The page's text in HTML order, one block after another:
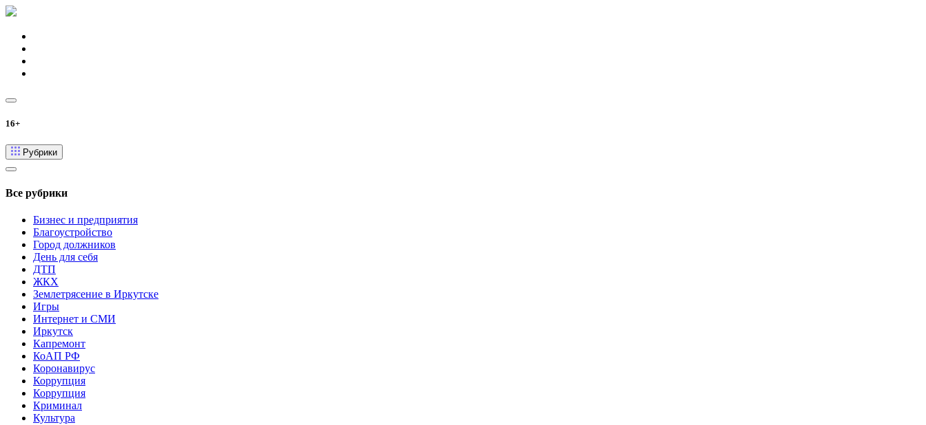
16+
Рубрики
Все рубрики
Бизнес и предприятия
Благоустройство
Город должников
День для себя
ДТП
ЖКХ
Землетрясение в Иркутске
Игры
Интернет и СМИ
Иркутск
Капремонт
КоАП РФ
Коронавирус
Коррупция
Коррупция
Криминал
Культура